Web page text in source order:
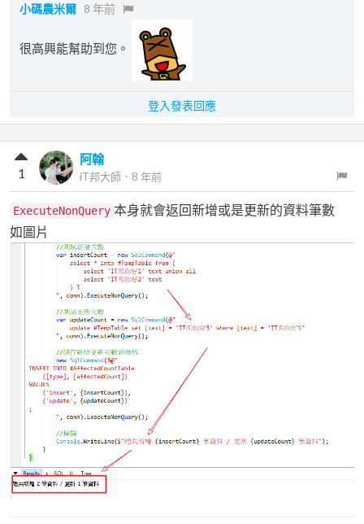
小碼農米爾 8 年前
很高興能幫助到您。
登入發表回應
阿翰
iT邦大師 ． 8 年前
1
ExecuteNonQuery 本身就會返回新增或是更新的資料筆數
如圖片